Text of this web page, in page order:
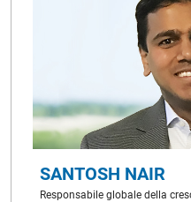
SANTOSH NAIR
Responsabile globale della